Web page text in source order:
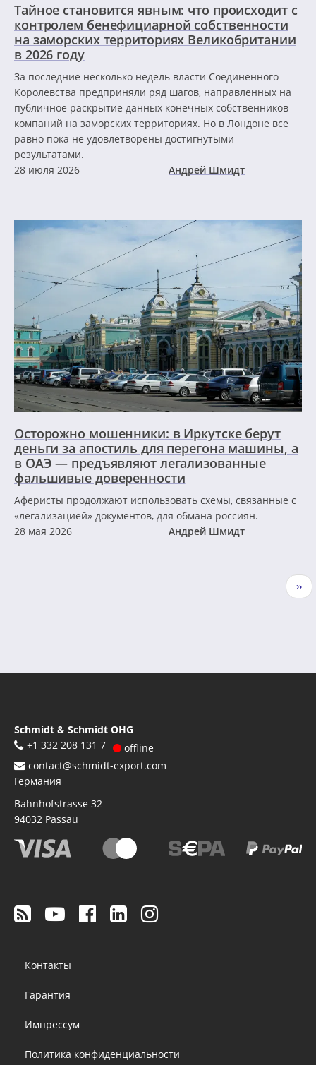
Тайное становится явным: что происходит с
контролем бенефициарной собственности
на заморских территориях Великобритании
в 2026 году
За последние несколько недель власти Соединенного
Королевства предприняли ряд шагов, направленных на
публичное раскрытие данных конечных собственников
компаний на заморских территориях. Но в Лондоне все
равно пока не удовлетворены достигнутыми
результатами.
28 июля 2026
Андрей Шмидт
Осторожно мошенники: в Иркутске берут
деньги за апостиль для перегона машины, а
в ОАЭ — предъявляют легализованные
фальшивые доверенности
Аферисты продолжают использовать схемы, связанные с
«легализацией» документов, для обмана россиян.
28 мая 2026
Андрей Шмидт
››
Schmidt & Schmidt OHG
+1 332 208 131 7
offline
contact@schmidt-export.com
Германия
Bahnhofstrasse 32
94032 Passau
menu
Контакты
Гарантия
Импрессум
Политика конфиденциальности